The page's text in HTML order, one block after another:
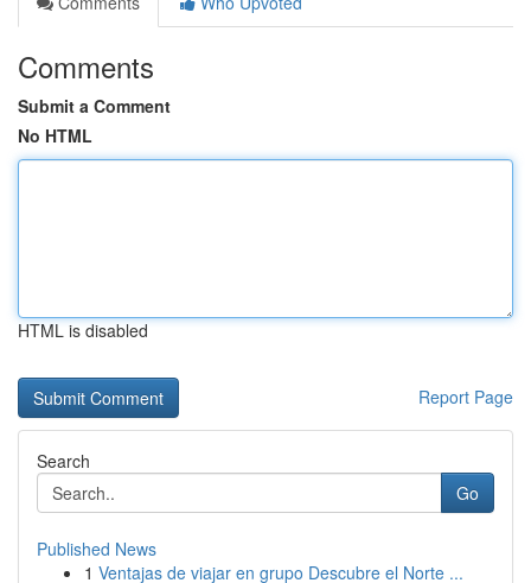
Comments
Submit a Comment
No HTML
HTML is disabled
Report Page
Search
Go
Published News
1 Ventajas de viajar en grupo Descubre el Norte ...